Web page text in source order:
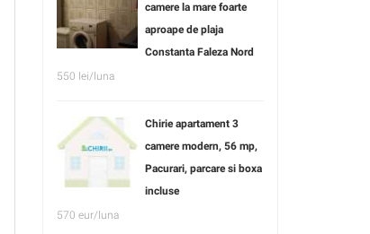
camere la mare foarte
aproape de plaja
Constanta Faleza Nord
550 lei/luna
Chirie apartament 3
camere modern, 56 mp,
Pacurari, parcare si boxa
incluse
570 eur/luna